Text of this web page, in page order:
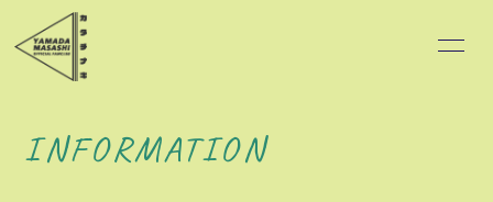
INFORMATION